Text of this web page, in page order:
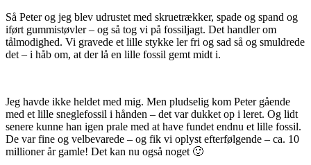
Så Peter og jeg blev udrustet med skruetrækker, spade og spand og
iført gummistøvler – og så tog vi på fossiljagt. Det handler om
tålmodighed. Vi gravede et lille stykke ler fri og sad så og smuldrede
det – i håb om, at der lå en lille fossil gemt midt i.
Jeg havde ikke heldet med mig. Men pludselig kom Peter gående
med et lille sneglefossil i hånden – det var dukket op i leret. Og lidt
senere kunne han igen prale med at have fundet endnu et lille fossil.
De var fine og velbevarede – og fik vi oplyst efterfølgende – ca. 10
millioner år gamle! Det kan nu også noget 🙂